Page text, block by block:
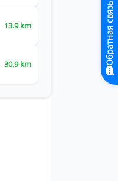
13.9 km
30.9 km Обратная связь